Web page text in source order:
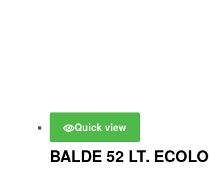
Quick view
BALDE 52 LT.